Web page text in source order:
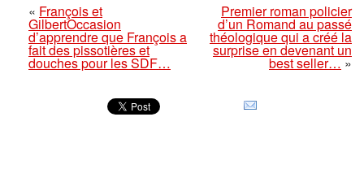
« François et
GilbertOccasion
d’apprendre que François a
fait des pissotières et
douches pour les SDF…
Premier roman policier
d’un Romand au passé
théologique qui a créé la
surprise en devenant un
best seller…»